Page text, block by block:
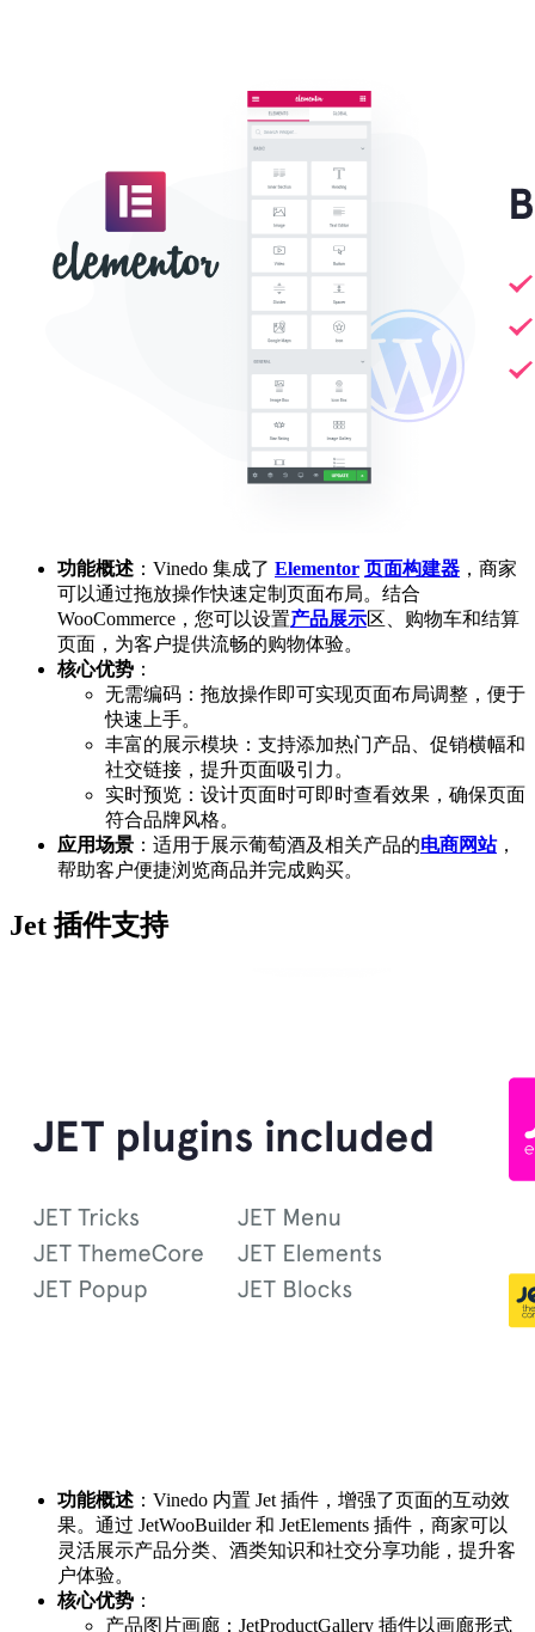
功能概述 ：Vinedo 集成了 Elementor 页面构建器 ，商家
可以通过拖放操作快速定制页面布局。结合
WooCommerce，您可以设置产品展示区、购物车和结算
页面，为客户提供流畅的购物体验。
核心优势 ：
无需编码：拖放操作即可实现页面布局调整，便于
快速上手。
丰富的展示模块：支持添加热门产品、促销横幅和
社交链接，提升页面吸引力。
实时预览：设计页面时可即时查看效果，确保页面
符合品牌风格。
应用场景 ：适用于展示葡萄酒及相关产品的电商网站，
帮助客户便捷浏览商品并完成购买。
Jet 插件支持
功能概述 ：Vinedo 内置 Jet 插件，增强了页面的互动效
果。通过 JetWooBuilder 和 JetElements 插件，商家可以
灵活展示产品分类、酒类知识和社交分享功能，提升客
户体验。
核心优势 ：
产品图片画廊：JetProductGallery 插件以画廊形式